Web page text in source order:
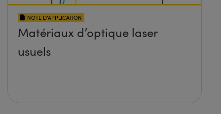
NOTE D’APPLICATION
Matériaux d’optique laser
usuels